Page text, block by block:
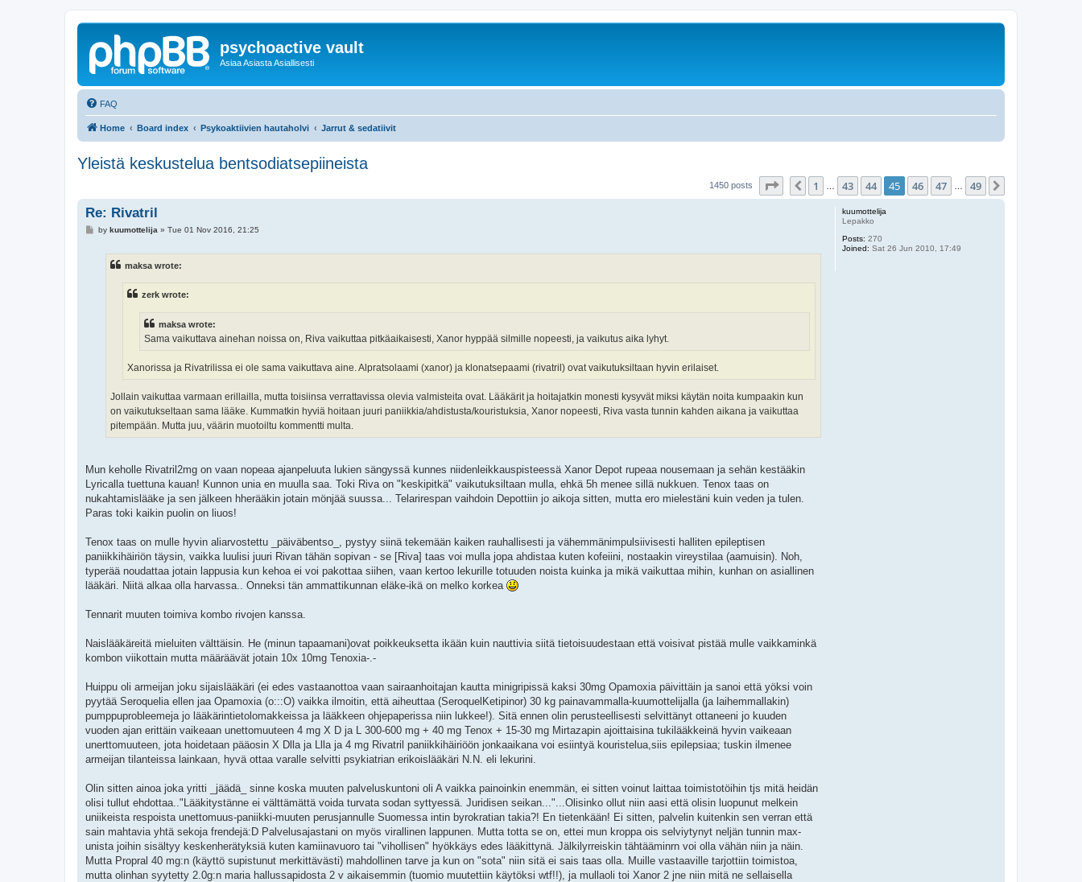
psychoactive vault
Asiaa Asiasta Asiallisesti
FAQ
Home Board index Psykoaktiivien hautaholvi Jarrut & sedatiivit
Yleistä keskustelua bentsodiatsepiineista
1450 posts Page 45 49
Previous
1 43 44 45 46 47 49
kuumottelija
Lepakko
Posts: 270
Joined: Sat 26 Jun 2010, 17:49
Re: Rivatril
Pby kuumottelija » Tue 01 Nov 2016, 21:25
maksa wrote:
zerk wrote:
maksa wrote:
Sama vaikuttava ainehan noissa on, Riva vaikuttaa pitkäaikaisesti, Xanor hyppää silmille nopeesti, ja vaikutus aika lyhyt.
Xanorissa ja Rivatrilissa ei ole sama vaikuttava aine. Alpratsolaami (xanor) ja klonatsepaami (rivatril) ovat vaikutuksiltaan hyvin erilaiset.
Jollain vaikuttaa varmaan erillailla, mutta toisiinsa verrattavissa olevia valmisteita ovat. Lääkärit ja hoitajatkin monesti kysyvät miksi käytän noita kumpaakin kun
on vaikutukseltaan sama lääke. Kummatkin hyviä hoitaan juuri paniikkia/ahdistusta/kouristuksia, Xanor nopeesti, Riva vasta tunnin kahden aikana ja vaikuttaa
pitempään. Mutta juu, väärin muotoiltu kommentti multa.
Mun keholle Rivatril2mg on vaan nopeaa ajanpeluuta lukien sängyssä kunnes niidenleikkauspisteessä Xanor Depot rupeaa nousemaan ja sehän kestääkin
Lyricalla tuettuna kauan! Kunnon unia en muulla saa. Toki Riva on "keskipitkä" vaikutuksiltaan mulla, ehkä 5h menee sillä nukkuen. Tenox taas on
nukahtamislääke ja sen jälkeen hherääkin jotain mönjää suussa... Telarirespan vaihdoin Depottiin jo aikoja sitten, mutta ero mielestäni kuin veden ja tulen.
Paras toki kaikin puolin on liuos!
Tenox taas on mulle hyvin aliarvostettu _päiväbentso_, pystyy siinä tekemään kaiken rauhallisesti ja vähemmänimpulsiivisesti halliten epileptisen
paniikkihäiriön täysin, vaikka luulisi juuri Rivan tähän sopivan - se [Riva] taas voi mulla jopa ahdistaa kuten kofeiini, nostaakin vireystilaa (aamuisin). Noh,
typerää noudattaa jotain lappusia kun kehoa ei voi pakottaa siihen, vaan kertoo lekurille totuuden noista kuinka ja mikä vaikuttaa mihin, kunhan on asiallinen
lääkäri. Niitä alkaa olla harvassa.. Onneksi tän ammattikunnan eläke-ikä on melko korkea
Tennarit muuten toimiva kombo rivojen kanssa.
Naislääkäreitä mieluiten välttäisin. He (minun tapaamani)ovat poikkeuksetta ikään kuin nauttivia siitä tietoisuudestaan että voisivat pistää mulle vaikkaminkä
kombon viikottain mutta määräävät jotain 10x 10mg Tenoxia-.-
Huippu oli armeijan joku sijaislääkäri (ei edes vastaanottoa vaan sairaanhoitajan kautta minigripissä kaksi 30mg Opamoxia päivittäin ja sanoi että yöksi voin
pyytää Seroquelia ellen jaa Opamoxia (o:::O) vaikka ilmoitin, että aiheuttaa (SeroquelKetipinor) 30 kg painavammalla-kuumottelijalla (ja laihemmallakin)
pumppuprobleemeja jo lääkärintietolomakkeissa ja lääkkeen ohjepaperissa niin lukkee!). Sitä ennen olin perusteellisesti selvittänyt ottaneeni jo kuuden
vuoden ajan erittäin vaikeaan unettomuuteen 4 mg X D ja L 300-600 mg + 40 mg Tenox + 15-30 mg Mirtazapin ajoittaisina tukilääkkeinä hyvin vaikeaan
unerttomuuteen, jota hoidetaan pääosin X Dlla ja Llla ja 4 mg Rivatril paniikkihäiriöön jonkaaikana voi esiintyä kouristelua,siis epilepsiaa; tuskin ilmenee
armeijan tilanteissa lainkaan, hyvä ottaa varalle selvitti psykiatrian erikoislääkäri N.N. eli lekurini.
Olin sitten ainoa joka yritti _jäädä_ sinne koska muuten palveluskuntoni oli A vaikka painoinkin enemmän, ei sitten voinut laittaa toimistotöihin tjs mitä heidän
olisi tullut ehdottaa.."Lääkitystänne ei välttämättä voida turvata sodan syttyessä. Juridisen seikan..."...Olisinko ollut niin aasi että olisin luopunut melkein
uniikeista respoista unettomuus-paniikki-muuten perusjannulle Suomessa intin byrokratian takia?! En tietenkään! Ei sitten, palvelin kuitenkin sen verran että
sain mahtavia yhtä sekoja frendejä:D Palvelusajastani on myös virallinen lappunen. Mutta totta se on, ettei mun kroppa ois selviytynyt neljän tunnin max-
unista joihin sisältyy keskenherätyksiä kuten kamiinavuoro tai "vihollisen" hyökkäys edes lääkittynä. Jälkilyrreiskin tähtääminrn voi olla vähän niin ja näin.
Mutta Propral 40 mg:n (käyttö supistunut merkittävästi) mahdollinen tarve ja kun on "sota" niin sitä ei sais taas olla. Muille vastaaville tarjottiin toimistoa,
mutta olinhan syytetty 2.0g:n maria hallussapidosta 2 v aikaisemmin (tuomio muutettiin käytöksi wtf!!), ja mullaoli toi Xanor 2 jne niin mitä ne sellaisella